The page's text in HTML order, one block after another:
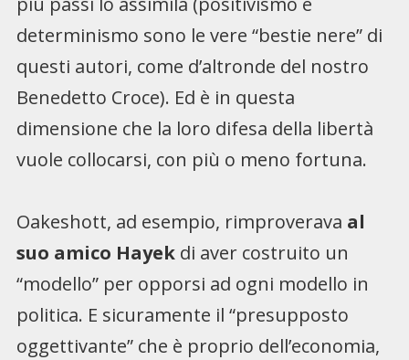
determinismo sono le vere “bestie nere” di
questi autori, come d’altronde del nostro
Benedetto Croce). Ed è in questa
dimensione che la loro difesa della libertà
vuole collocarsi, con più o meno fortuna.
Oakeshott, ad esempio, rimproverava al
suo amico Hayekdi aver costruito un
“modello” per opporsi ad ogni modello in
politica. E sicuramente il “presupposto
oggettivante” che è proprio dell’economia,